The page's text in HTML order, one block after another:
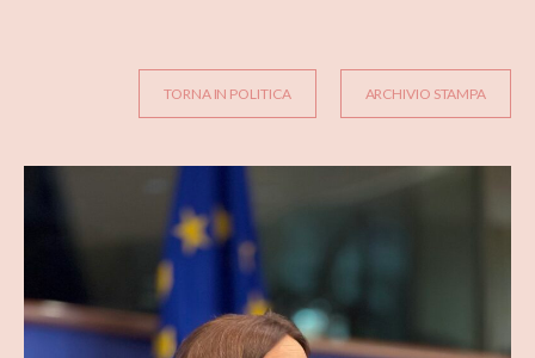
TORNA IN POLITICA ARCHIVIO STAMPA